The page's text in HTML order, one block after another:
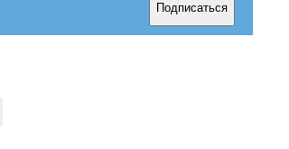
Подписаться